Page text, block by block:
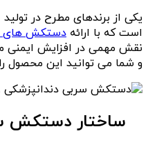
یکی از برندهای مطرح در
است که با ارائه دستکش های
نقش مهمی در افزایش ایمنی
و شما می توانید این محصول
ساختار دستکش